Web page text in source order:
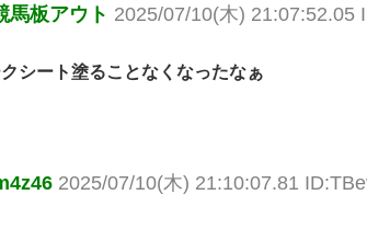
馬板アウト 2025/07/10(木) 21:07:52.05
シート塗ることなくなったなぁ
2025/07/10(木) 21:10:07.81